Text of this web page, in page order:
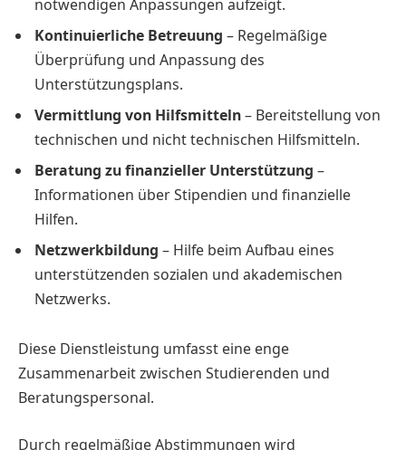
notwendigen Anpassungen aufzeigt.
Kontinuierliche Betreuung – Regelmäßige
Überprüfung und Anpassung des
Unterstützungsplans.
Vermittlung von Hilfsmitteln– Bereitstellung von
technischen und nicht technischen Hilfsmitteln.
Beratung zu finanzieller Unterstützung –
Informationen über Stipendien und finanzielle
Hilfen.
Netzwerkbildung – Hilfe beim Aufbau eines
unterstützenden sozialen und akademischen
Netzwerks.
Diese Dienstleistung umfasst eine enge
Zusammenarbeit zwischen Studierenden und
Beratungspersonal.
Durch regelmäßige Abstimmungen wird